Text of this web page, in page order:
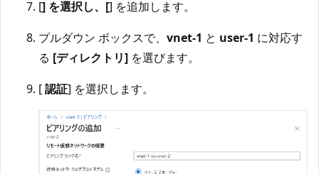
[] を選択し、[] を追加します。
プルダウン ボックスで、 vnet-1 と user-1 に対応す
る [ディレクトリ] を選びます。
[認証] を選択します。